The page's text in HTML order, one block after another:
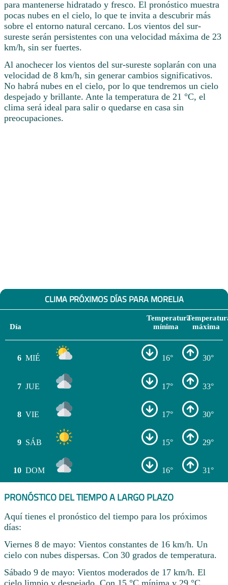
para mantenerse hidratado y fresco. El pronóstico muestra
pocas nubes en el cielo, lo que te invita a descubrir más
sobre el entorno natural cercano. Los vientos del sur-
sureste serán persistentes con una velocidad máxima de 23
km/h, sin ser fuertes.
Al anochecer los vientos del sur-sureste soplarán con una
velocidad de 8 km/h, sin generar cambios significativos.
No habrá nubes en el cielo, por lo que tendremos un cielo
despejado y brillante. Ante la temperatura de 21 °C, el
clima será ideal para salir o quedarse en casa sin
preocupaciones.
CLIMA PRÓXIMOS DÍAS PARA MORELIA
Día
Temperatura
mínima
máxima
6 MIÉ 16° 30°
7 JUE 17° 33°
8 VIE 17° 30°
9 SÁB 15° 29°
10 DOM 16° 31°
PRONÓSTICO DEL TIEMPO A LARGO PLAZO
Aquí tienes el pronóstico del tiempo para los próximos
días:
Viernes 8 de mayo: Vientos constantes de 16 km/h. Un
cielo con nubes dispersas. Con 30 grados de temperatura.
Sábado 9 de mayo: Vientos moderados de 17 km/h. El
cielo limpio y despejado. Con 15 °C mínima y 29 °C